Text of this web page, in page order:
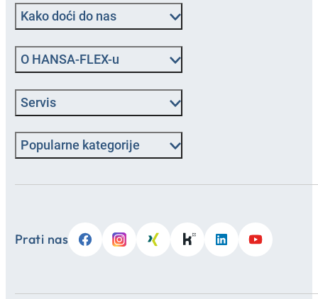
Kako doći do nas
O HANSA‑FLEX-u
Servis
Popularne kategorije
Prati nas